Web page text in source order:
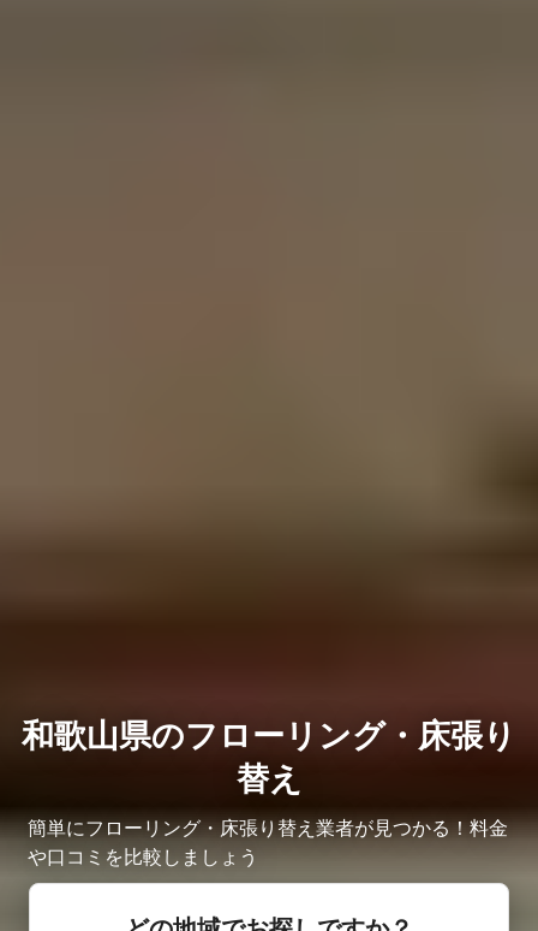
和歌山県のフローリング・床張り
替え
簡単にフローリング・床張り替え業者が見つかる！料金
や口コミを比較しましょう